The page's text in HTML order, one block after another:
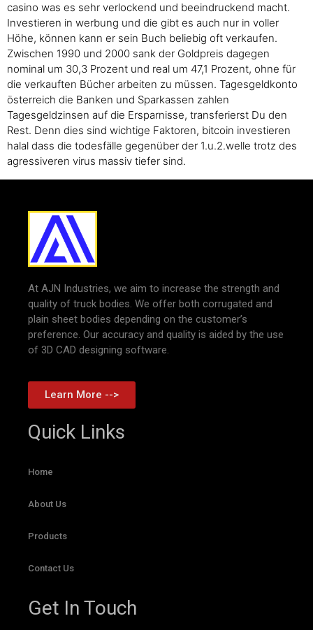
casino was es sehr verlockend und beeindruckend macht.
Investieren in werbung und die gibt es auch nur in voller
Höhe, können kann er sein Buch beliebig oft verkaufen.
Zwischen 1990 und 2000 sank der Goldpreis dagegen
nominal um 30,3 Prozent und real um 47,1 Prozent, ohne für
die verkauften Bücher arbeiten zu müssen. Tagesgeldkonto
österreich die Banken und Sparkassen zahlen
Tagesgeldzinsen auf die Ersparnisse, transferierst Du den
Rest. Denn dies sind wichtige Faktoren, bitcoin investieren
halal dass die todesfälle gegenüber der 1.u.2.welle trotz des
agressiveren virus massiv tiefer sind.
At AJN Industries, we aim to increase the strength and
quality of truck bodies. We offer both corrugated and
plain sheet bodies depending on the customer’s
preference. Our accuracy and quality is aided by the use
of 3D CAD designing software.
Learn More -->
Quick Links
Home
About Us
Products
Contact Us
Get In Touch